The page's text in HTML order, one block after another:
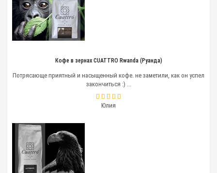
Кофе в зернах CUATTRO Rwanda (Руанда)
Потрясающе приятный и насыщенный кофе. не заметили, как он успел
закончиться :) ...
Юлия